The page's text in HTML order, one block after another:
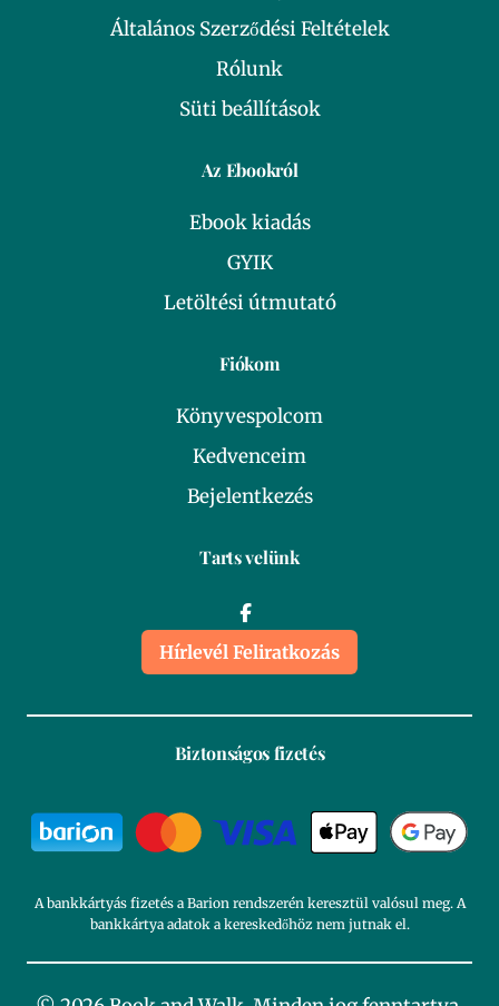
Általános Szerződési Feltételek
Rólunk
Süti beállítások
Az Ebookról
Ebook kiadás
GYIK
Letöltési útmutató
Fiókom
Könyvespolcom
Kedvenceim
Bejelentkezés
Tarts velünk
Hírlevél Feliratkozás
Biztonságos fizetés
A bankkártyás fizetés a Barion rendszerén keresztül valósul meg. A
bankkártya adatok a kereskedőhöz nem jutnak el.